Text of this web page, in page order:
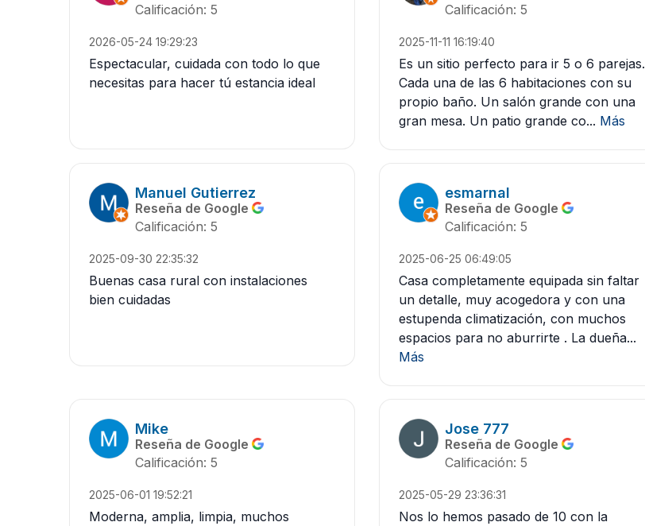
Calificación: 5
2026-05-24 19:29:23
Espectacular, cuidada con todo lo que
necesitas para hacer tú estancia ideal
Calificación: 5
2025-11-11 16:19:40
Es un sitio perfecto para ir 5 o 6 parejas.
Cada una de las 6 habitaciones con su
propio baño. Un salón grande con una
gran mesa. Un patio grande co... Más
Manuel Gutierrez
Reseña de Google
Calificación: 5
2025-09-30 22:35:32
Buenas casa rural con instalaciones
bien cuidadas
esmarnal
Reseña de Google
Calificación: 5
2025-06-25 06:49:05
Casa completamente equipada sin faltar
un detalle, muy acogedora y con una
estupenda climatización, con muchos
espacios para no aburrirte . La dueña...
Más
Mike
Reseña de Google
Calificación: 5
2025-06-01 19:52:21
Moderna, amplia, limpia, muchos
Jose 777
Reseña de Google
Calificación: 5
2025-05-29 23:36:31
Nos lo hemos pasado de 10 con la